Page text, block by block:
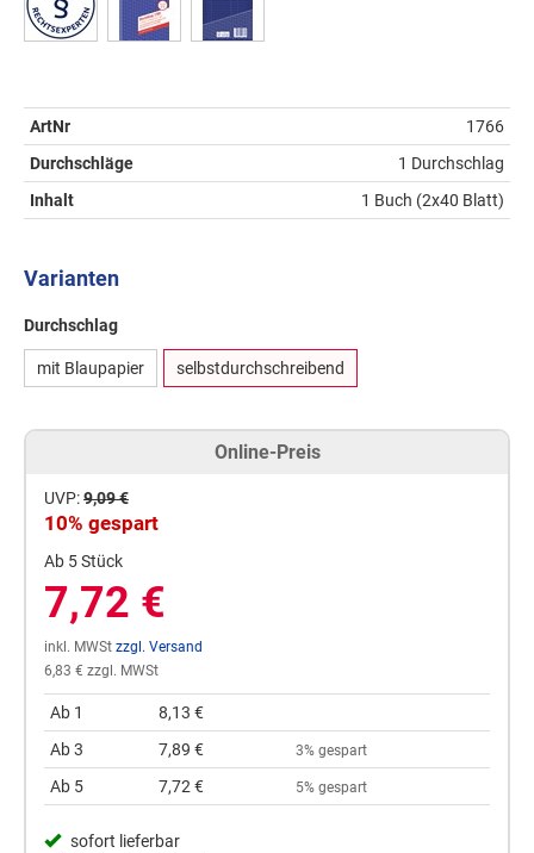
ArtNr
1766
Durchschläge
1 Durchschlag
Inhalt
1 Buch (2x40 Blatt)
Varianten
Durchschlag
mit Blaupapier selbstdurchschreibend
Online-Preis
UVP:9,09 €
10% gespart
Ab 5 Stück
7,72 €
inkl. MWSt zzgl. Versand
6,83 € zzgl. MWSt
Ab 1
8,13 €
Ab 3
7,89 € 3% gespart
Ab 5 7,72 € 5% gespart
sofort lieferbar